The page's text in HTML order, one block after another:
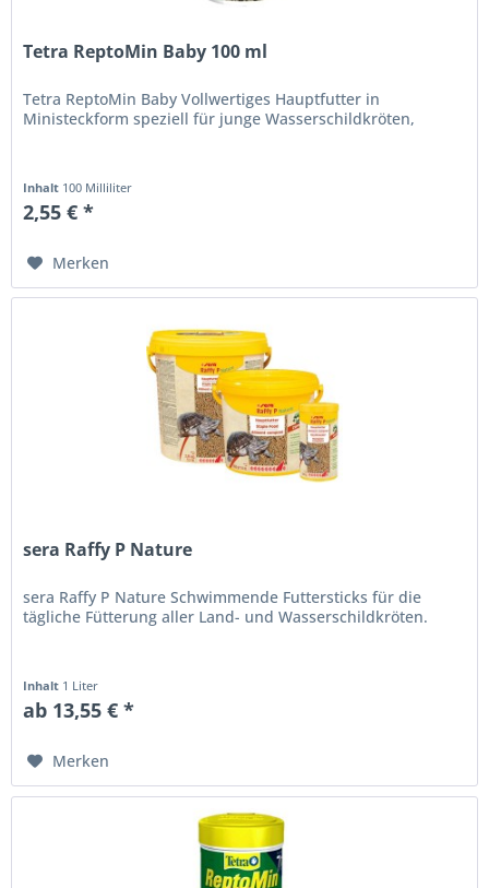
Tetra ReptoMin Baby 100 ml
Tetra ReptoMin Baby Vollwertiges Hauptfutter in
Ministeckform speziell für junge Wasserschildkröten,
Inhalt 100 Milliliter
2,55 € *
Merken
sera Raffy P Nature
sera Raffy P Nature Schwimmende Futtersticks für die
tägliche Fütterung aller Land- und Wasserschildkröten.
Inhalt 1 Liter
ab 13,55 € *
Merken